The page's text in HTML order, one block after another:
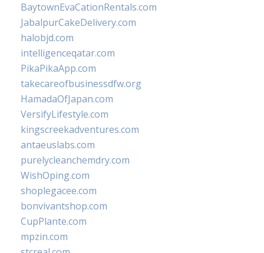
BaytownEvaCationRentals.com
JabalpurCakeDelivery.com
halobjd.com
intelligenceqatar.com
PikaPikaApp.com
takecareofbusinessdfw.org
HamadaOfJapan.com
VersifyLifestyle.com
kingscreekadventures.com
antaeuslabs.com
purelycleanchemdry.com
WishOping.com
shoplegacee.com
bonvivantshop.com
CupPlante.com
mpzin.com